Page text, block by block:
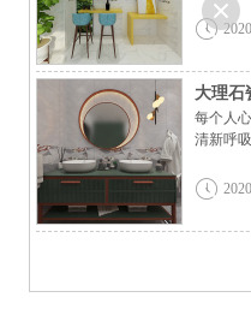
大理
每个人心
清新呼吸